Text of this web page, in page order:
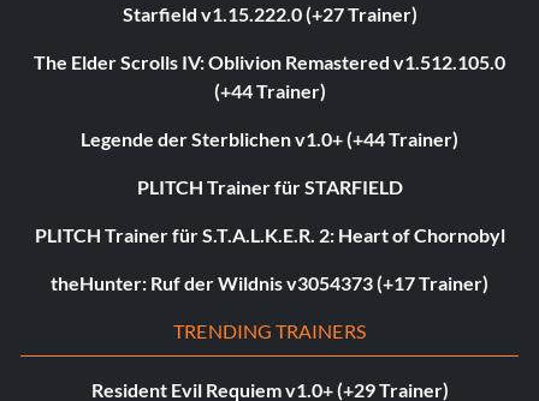
Starfield v1.15.222.0 (+27 Trainer)
The Elder Scrolls IV: Oblivion Remastered v1.512.105.0
(+44 Trainer)
Legende der Sterblichen v1.0+ (+44 Trainer)
PLITCH Trainer für STARFIELD
PLITCH Trainer für S.T.A.L.K.E.R. 2: Heart of Chornobyl
theHunter: Ruf der Wildnis v3054373 (+17 Trainer)
TRENDING TRAINERS
Resident Evil Requiem v1.0+ (+29 Trainer)